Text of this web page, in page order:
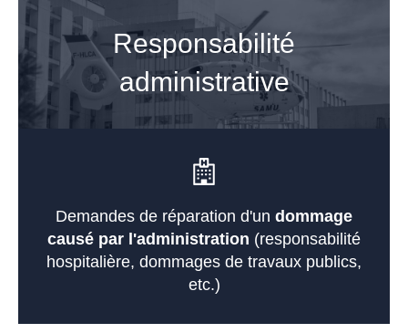
Responsabilité
administrative
Demandes de réparation d'un dommage
causé par l'administration (responsabilité
hospitalière, dommages de travaux publics,
etc.)